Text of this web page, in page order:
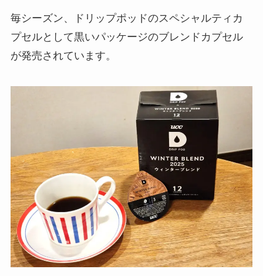
毎シーズン、ドリップポッドのスペシャルティカ
プセルとして黒いパッケージのブレンドカプセル
が発売されています。